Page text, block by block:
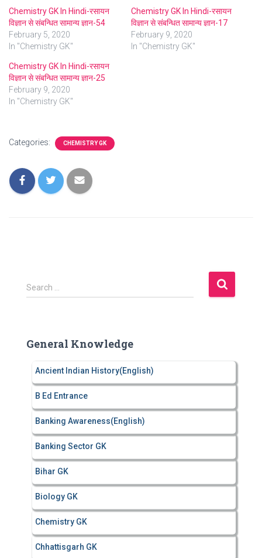
Chemistry GK In Hindi-रसायन
विज्ञान से संबन्धित सामान्य ज्ञान-54
February 5, 2020
In "Chemistry GK"
Chemistry GK In Hindi-रसायन
विज्ञान से संबन्धित सामान्य ज्ञान-17
February 9, 2020
In "Chemistry GK"
Chemistry GK In Hindi-रसायन
विज्ञान से संबन्धित सामान्य ज्ञान-25
February 9, 2020
In "Chemistry GK"
Categories: CHEMISTRY GK
S
e
h
Search …
General Knowledge
Ancient Indian History(English)
B Ed Entrance
Banking Awareness(English)
Banking Sector GK
Bihar GK
Biology GK
Chemistry GK
Chhattisgarh GK